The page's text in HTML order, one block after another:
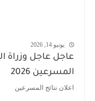
يونيو 14, 2026
عاجل عاجل وزراة
المسرعين 2026
اعلان نتائج المسرعين